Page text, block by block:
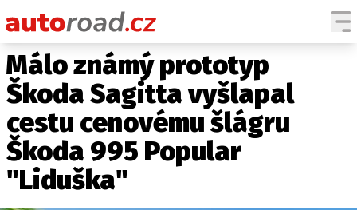
AUTA
TESTY AUT
NOVINKY
EKO
SPY
Málo známý prototyp
Škoda Sagitta vyšlapal
cestu cenovému šlágru
Škoda 995 Popular
"Liduška"